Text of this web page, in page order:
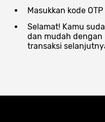
Masukkan kode
Selamat! Kamu
dan mudah dengan
transaksi